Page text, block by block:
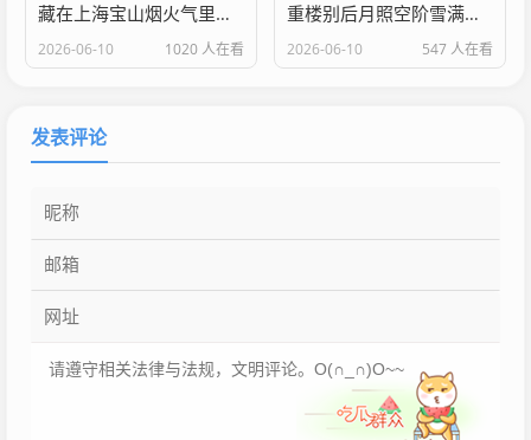
藏在上海宝山烟火气里的家门口好医院 上海大场医院是几级医院
2026-06-10 1020 人在看
重楼别后月照空阶雪满衣中重楼的别名是什么
2026-06-10 547 人在看
发表评论